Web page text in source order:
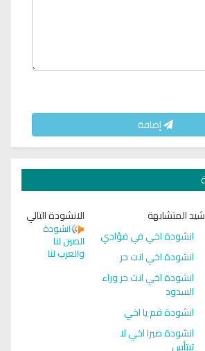
إضافة
المتشابهة
انشودة اخي في فؤادي
انشودة اخي انت حر
انشودة اخي انت حر وراء
السدود
انشودة قم يا اخي
انشودة صبرا اخي لا
تبتأس
الانشودة التالي
انشودة
الصين لنا
والعرب لنا